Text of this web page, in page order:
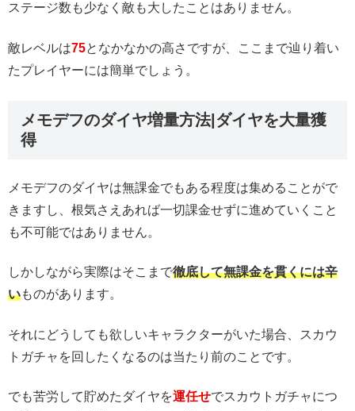
ステージ数も少なく敵も大したことはありません。
敵レベルは75となかなかの高さですが、ここまで辿り着い
たプレイヤーには簡単でしょう。
メモデフのダイヤ増量方法|ダイヤを大量獲
得
メモデフのダイヤは無課金でもある程度は集めることがで
きますし、根気さえあれば一切課金せずに進めていくこと
も不可能ではありません。
しかしながら実際はそこまで徹底して無課金を貫くには辛
いものがあります。
それにどうしても欲しいキャラクターがいた場合、スカウ
トガチャを回したくなるのは当たり前のことです。
でも苦労して貯めたダイヤを運任せでスカウトガチャにつ